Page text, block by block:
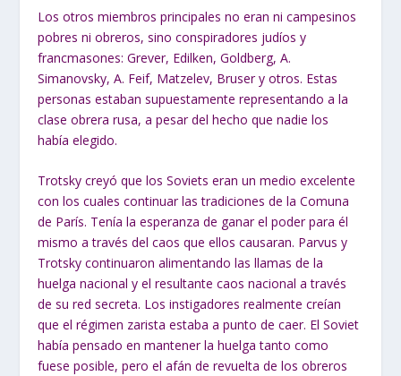
Los otros miembros principales no eran ni campesinos
pobres ni obreros, sino conspiradores judíos y
francmasones: Grever, Edilken, Goldberg, A.
Simanovsky, A. Feif, Matzelev, Bruser y otros. Estas
personas estaban supuestamente representando a la
clase obrera rusa, a pesar del hecho que nadie los
había elegido.
Trotsky creyó que los Soviets eran un medio excelente
con los cuales continuar las tradiciones de la Comuna
de París. Tenía la esperanza de ganar el poder para él
mismo a través del caos que ellos causaran. Parvus y
Trotsky continuaron alimentando las llamas de la
huelga nacional y el resultante caos nacional a través
de su red secreta. Los instigadores realmente creían
que el régimen zarista estaba a punto de caer. El Soviet
había pensado en mantener la huelga tanto como
fuese posible, pero el afán de revuelta de los obreros